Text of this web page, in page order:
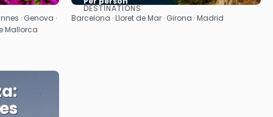
· Genova ·
Mallorca
See
DESTINATIONS
Barcelona · Lloret de Mar · Girona · Madrid